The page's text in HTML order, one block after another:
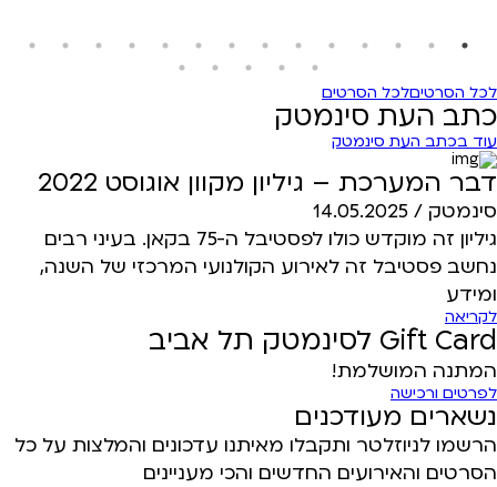
לכל הסרטיםלכל הסרטים
כתב העת סינמטק
עוד בכתב העת סינמטק
דבר המערכת – גיליון מקוון אוגוסט 2022
סינמטק / 14.05.2025
גיליון זה מוקדש כולו לפסטיבל ה-75 בקאן. בעיני רבים
נחשב פסטיבל זה לאירוע הקולנועי המרכזי של השנה,
ומידע
לקריאה
Gift Card לסינמטק תל אביב
המתנה המושלמת!
לפרטים ורכישה
נשארים מעודכנים
הרשמו לניוזלטר ותקבלו מאיתנו עדכונים והמלצות על כל
הסרטים והאירועים החדשים והכי מעניינים